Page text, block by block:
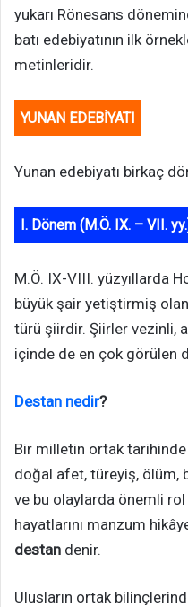
yukarı Rönesans
batı edebiyatının ilk
metinleridir.
YUNAN EDEBİYATI
Yunan edebiyatı birkaç
I. Dönem (M.Ö. IX. – VII.
M.Ö. IX-VIII. yüzyıllarda
büyük şair yetiştirmiş
türü şiirdir. Şiirler vezinli,
içinde de en çok görülen
Destan nedir?
Bir milletin ortak
doğal afet, türeyiş, ölüm,
ve bu olaylarda önemli rol
hayatlarını manzum
destan denir.
Ulusların ortak